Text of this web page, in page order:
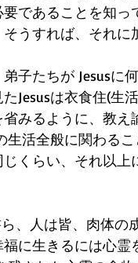
であることを知
うすれば、それに
弟子たちが Jesus
Jesusは衣食住(生
みるように、教え
生活全般に関わる
くらい、それ以
、人は皆、肉体の
に生きるには心